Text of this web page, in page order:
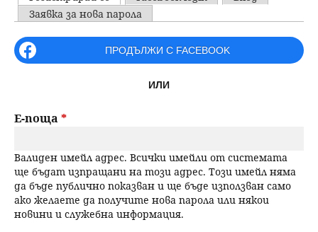
н
ю
ъ
р
е
н
е
u
P
r
i
a
y
t
a
Заявка за нова парола
ПРОДЪЛЖИ С FACEBOOK
ИЛИ
Е-поща *
Валиден имейл адрес. Всички имейли от системата
ще бъдат изпращани на този адрес. Този имейл няма
да бъде публично показван и ще бъде използван само
ако желаете да получите нова парола или някои
новини и служебна информация.